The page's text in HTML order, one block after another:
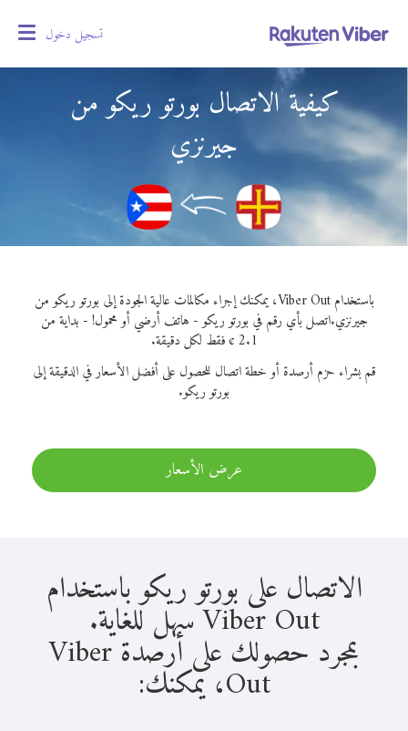
تسجيل دخول
كيفية الاتصال بورتو ريكو من
جيرنزي
باستخدام Viber Out، يمكنك إجراء مكالمات عالية الجودة إلى بورتو ريكو من
جيرنزي.اتصل بأي رقم في بورتو ريكو - هاتف أرضي أو محمول! - بداية من
2.1 ¢ فقط لكل دقيقة.
قم بشراء حزم أرصدة أو خطة اتصال للحصول على أفضل الأسعار في الدقيقة إلى
بورتو ريكو.
عرض الأسعار
الاتصال على بورتو ريكو باستخدام
Viber Out سهل للغاية.
بمجرد حصولك على أرصدة Viber
Out، يمكنك: